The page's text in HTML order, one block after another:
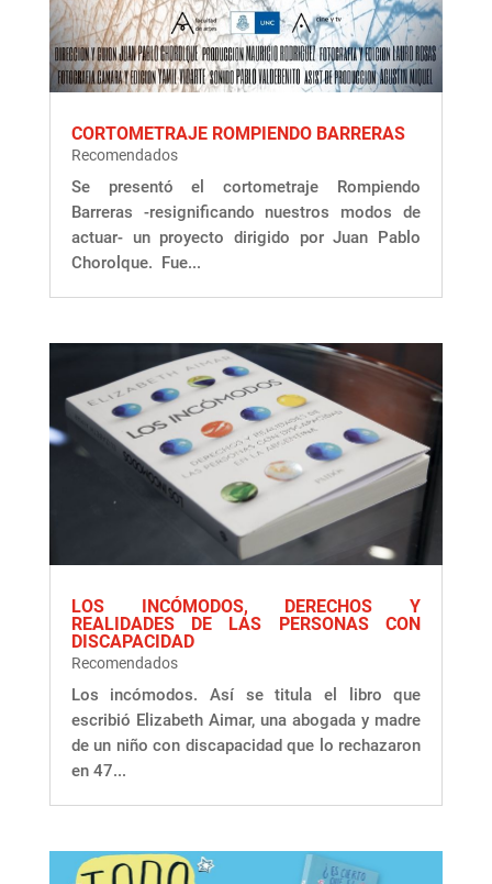
CORTOMETRAJE ROMPIENDO BARRERAS
Recomendados
Se presentó el cortometraje Rompiendo
Barreras -resignificando nuestros modos de
actuar- un proyecto dirigido por Juan Pablo
Chorolque. Fue...
LOS INCÓMODOS, DERECHOS Y
REALIDADES DE LAS PERSONAS CON
DISCAPACIDAD
Recomendados
Los incómodos. Así se titula el libro que
escribió Elizabeth Aimar, una abogada y madre
de un niño con discapacidad que lo rechazaron
en 47...